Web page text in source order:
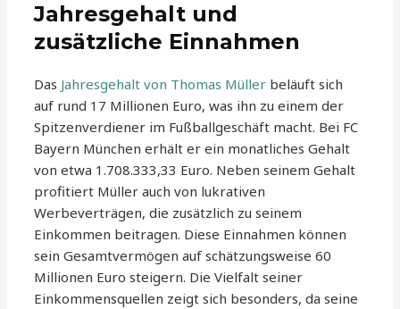
Jahresgehalt und
zusätzliche Einnahmen
Das Jahresgehalt von Thomas Müller beläuft sich
auf rund 17 Millionen Euro, was ihn zu einem der
Spitzenverdiener im Fußballgeschäft macht. Bei FC
Bayern München erhält er ein monatliches Gehalt
von etwa 1.708.333,33 Euro. Neben seinem Gehalt
profitiert Müller auch von lukrativen
Werbeverträgen, die zusätzlich zu seinem
Einkommen beitragen. Diese Einnahmen können
sein Gesamtvermögen auf schätzungsweise 60
Millionen Euro steigern. Die Vielfalt seiner
Einkommensquellen zeigt sich besonders, da seine